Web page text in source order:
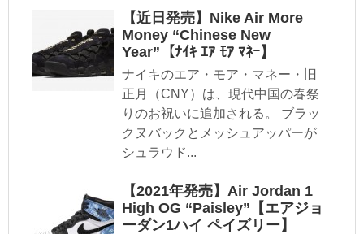
【近日発売】Nike Air More
Money “Chinese New
Year”【ﾅｲｷ ｴｱ ﾓｱ ﾏﾈｰ】
ナイキのエア・モア・マネー・旧
正月（CNY）は、現代中国の春祭
りのお祝いに追加される。 ブラッ
クヌバックとメッシュアッパーが
シュラウド...
【2021年発売】Air Jordan 1
High OG “Paisley”【エアジョ
ーダン1ハイ ペイズリー】